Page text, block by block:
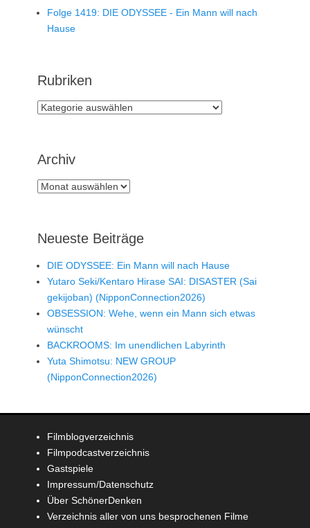
Folge 1419: DIE ODYSSEE - Ein Mann will nach
Hause
Rubriken
Rubriken
Archiv
Archiv
Neueste Beiträge
DIE ODYSSEE: Ein Mann will nach Hause
Yutaro Seki/Kentaro Hirase SAI: DISASTER (Sai
gekijoban) (NipponConnection2026)
OBSESSION: Wehe, wenn ein Mann sich etwas
wünscht
BACKROOMS: Im unendlichen Labyrinth
Yuta Shimotsu: NEW GROUP
(NipponConnection2026)
Filmblogverzeichnis
Filmpodcastverzeichnis
Gastspiele
Impressum/Datenschutz
Über SchönerDenken
Verzeichnis aller von uns besprochenen Filme